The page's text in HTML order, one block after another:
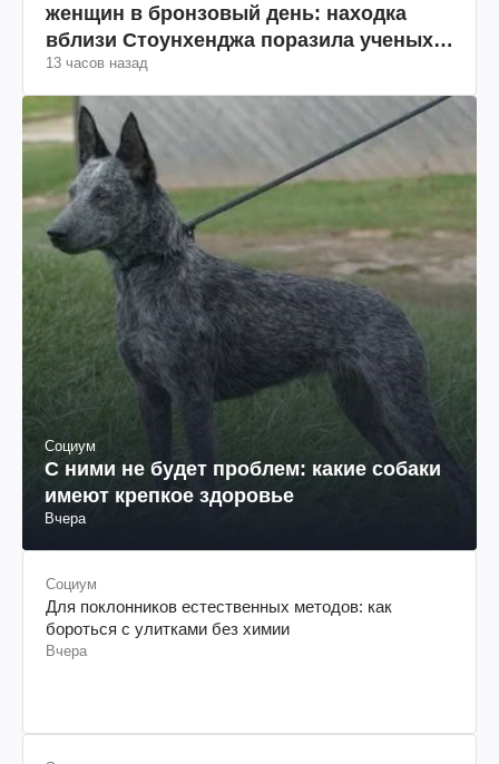
женщин в бронзовый день: находка
вблизи Стоунхенджа поразила ученых
(фото)
13 часов назад
Социум
С ними не будет проблем: какие собаки
имеют крепкое здоровье
Вчера
Социум
Для поклонников естественных методов: как
бороться с улитками без химии
Вчера